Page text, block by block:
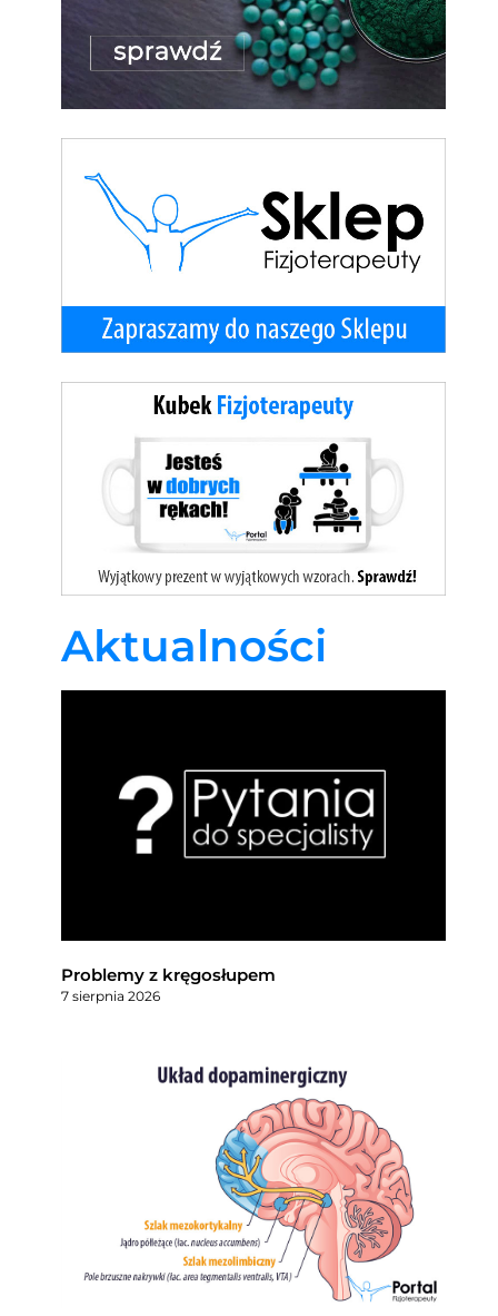
Aktualności
Problemy z kręgosłupem
7 sierpnia 2026